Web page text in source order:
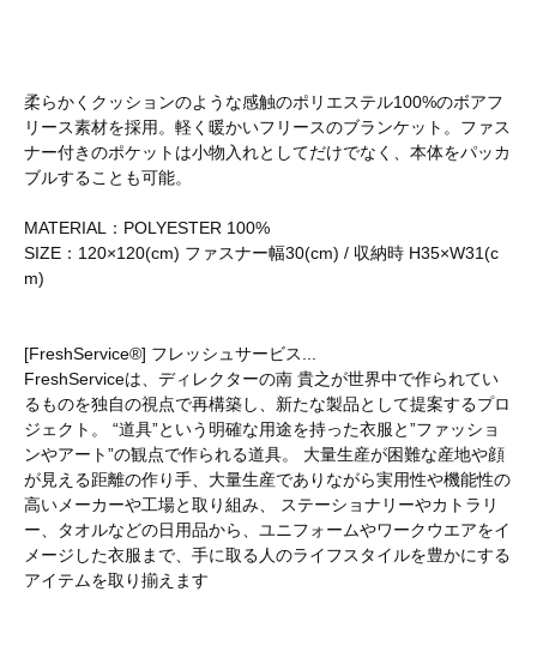
柔らかくクッションのような感触のポリエステル100%のボアフ
リース素材を採用。軽く暖かいフリースのブランケット。ファス
ナー付きのポケットは小物入れとしてだけでなく、本体をパッカ
ブルすることも可能。
MATERIAL：POLYESTER 100%
SIZE：120×120(cm) ファスナー幅30(cm) / 収納時 H35×W31(c
m)
[FreshService®] フレッシュサービス...
FreshServiceは、ディレクターの南 貴之が世界中で作られてい
るものを独自の視点で再構築し、新たな製品として提案するプロ
ジェクト。 “道具”という明確な用途を持った衣服と”ファッショ
ンやアート”の観点で作られる道具。 大量生産が困難な産地や顔
が見える距離の作り手、大量生産でありながら実用性や機能性の
高いメーカーや工場と取り組み、 ステーショナリーやカトラリ
ー、タオルなどの日用品から、ユニフォームやワークウエアをイ
メージした衣服まで、手に取る人のライフスタイルを豊かにする
アイテムを取り揃えます